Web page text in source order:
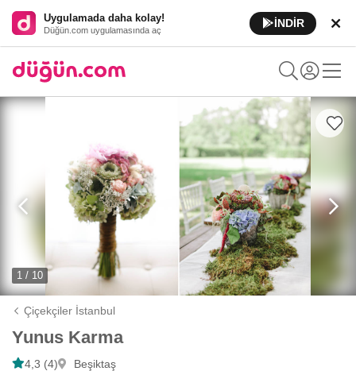
Uygulamada daha kolay!
Düğün.com uygulamasında aç
İNDİR
1 / 10
Çiçekçiler İstanbul
Yunus Karma
4,3 (4) Beşiktaş